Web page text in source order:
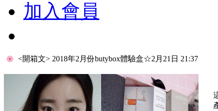
加入會員
<開箱文> 2018年2月份butybox體驗盒☆2月21日 21:37